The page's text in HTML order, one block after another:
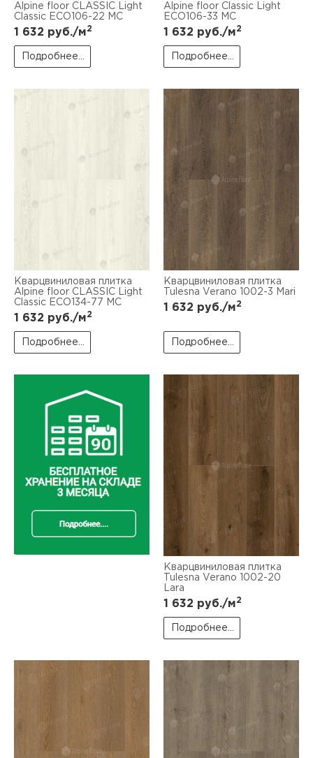
Alpine floor CLASSIC Light
Classic ЕСО106-22 MC
1 632 руб./м2
Подробнее...
Alpine floor Classic Light
ЕСО106-33 MC
1 632 руб./м2
Подробнее...
Кварцвиниловая плитка
Alpine floor CLASSIC Light
Classic ЕСО134-77 MC
1 632 руб./м2
Подробнее...
Кварцвиниловая плитка
Tulesna Verano 1002-3 Mari
1 632 руб./м2
Подробнее...
Кварцвиниловая плитка
Tulesna Verano 1002-20
Lara
1 632 руб./м2
Подробнее...